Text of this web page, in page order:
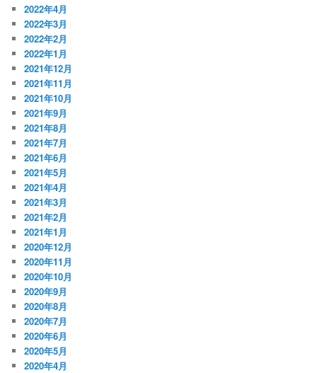
2022年4月
2022年3月
2022年2月
2022年1月
2021年12月
2021年11月
2021年10月
2021年9月
2021年8月
2021年7月
2021年6月
2021年5月
2021年4月
2021年3月
2021年2月
2021年1月
2020年12月
2020年11月
2020年10月
2020年9月
2020年8月
2020年7月
2020年6月
2020年5月
2020年4月